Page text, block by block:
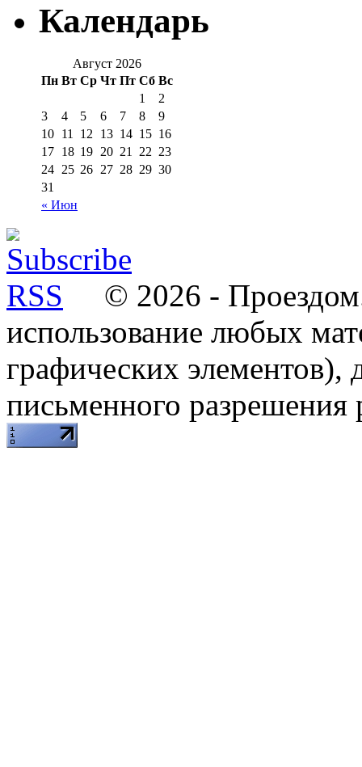
Календарь
Август 2026
Пн Вт Ср Чт Пт Сб Вс
« Июн
1
2
3
4 5 6 7 8
9
10 11 12 13 14 15 16
17 18 19 20 21 22 23
24 25 26 27 28 29 30
31
© 2026 -
использование любых
графических элементов),
письменного разрешения